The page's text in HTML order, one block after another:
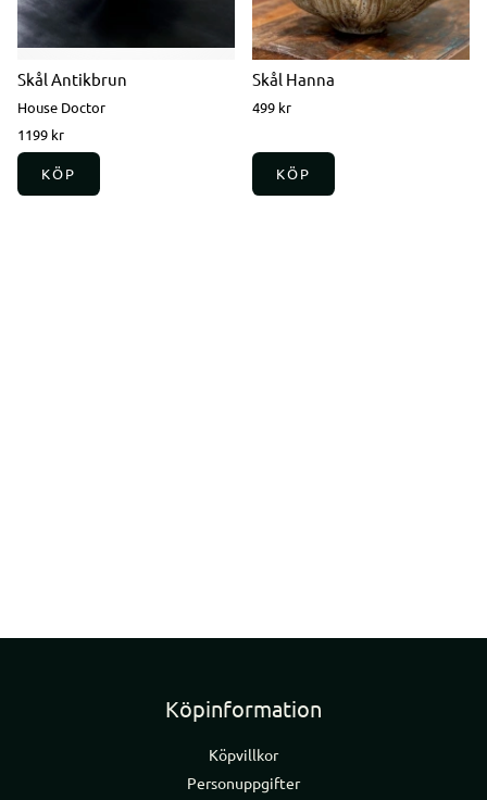
Skål Antikbrun
House Doctor
1199 kr
KÖP
Skål Hanna
499 kr
KÖP
Köpinformation
Köpvillkor
Personuppgifter